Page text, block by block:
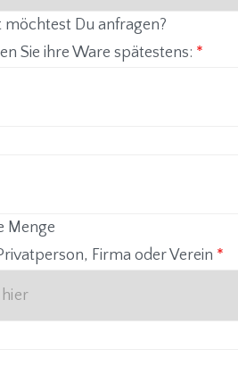
Du anfragen?
Sie ihre Ware spätestens: *
Menge
Firma oder Verein *